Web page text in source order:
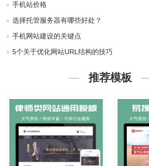
手机站价格
选择托管服务器有哪些好处？
手机网站建设的关键点
5个关于优化网站URL结构的技巧
推荐模板